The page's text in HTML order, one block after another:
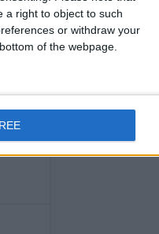
a right to object to such
or withdraw your
of the webpage.